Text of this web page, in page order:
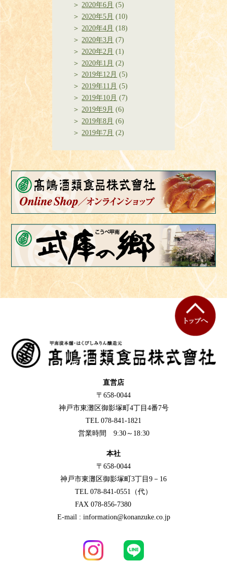
2020年6月 (5)
2020年5月 (10)
2020年4月 (18)
2020年3月 (7)
2020年2月 (1)
2020年1月 (2)
2019年12月 (5)
2019年11月 (5)
2019年10月 (7)
2019年9月 (6)
2019年8月 (6)
2019年7月 (2)
直営店
〒658-0044
神戸市東灘区御影塚町4丁目4番7号
TEL 078-841-1821
営業時間 9:30～18:30
本社
〒658-0044
神戸市東灘区御影塚町3丁目9－16
TEL 078-841-0551（代）
FAX 078-856-7380
E-mail : information@konanzuke.co.jp